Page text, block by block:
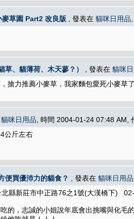
草園 Part2 改良版 , 發表在 貓咪日用品
、貓薄荷、木天蓼？） , 發表在 貓咪
搶力推薦小麥草，我家麵包愛死小麥草
貓咪日用品 , 時間 2004-01-24 07:48 AM,
公斤左右
便買優沛力的貓食？ , 發表在 貓咪日用品
縣新莊市中正路76之1號(大漢橋下)
的，志誠的小姐說年底會出挑嘴與化